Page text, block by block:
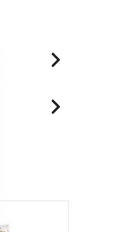
kJ/564 kcal